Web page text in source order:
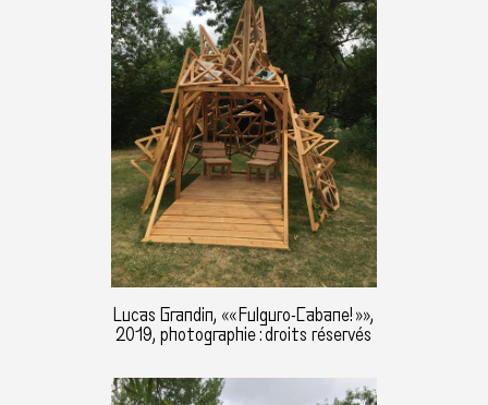
Lucas Grandin, «« Fulguro-Cabane! »»,
2019, photographie : droits réservés